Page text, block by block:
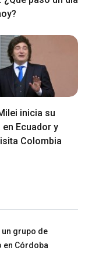
inicia su
en Ecuador y
Colombia
grupo de
en Córdoba